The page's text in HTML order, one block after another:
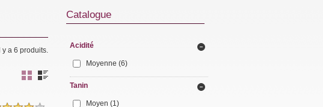
Il y a 6 produits.
Catalogue
Acidité
Moyenne (6)
Tanin
Moyen (1)